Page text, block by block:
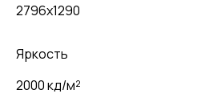
2796x1290
Яркость
2000 кд/м²